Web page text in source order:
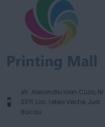
str. Alexandru Ioan Cuza, Nr.
237f, Loc. Letea Veche, Jud.
Bacau